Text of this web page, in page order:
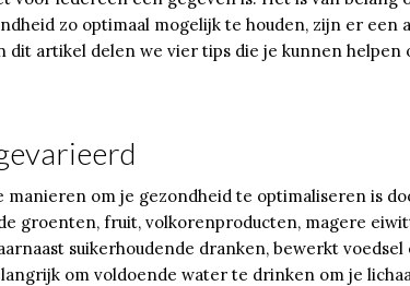
zo optimaal mogelijk te houden, zijn er een
dit artikel delen we vier tips die je kunnen
manieren om je gezondheid te optimaliseren is
groenten, fruit, volkorenproducten, magere
suikerhoudende dranken, bewerkt
om voldoende water te drinken om je